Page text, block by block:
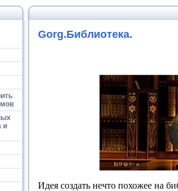
и
Gorg.Библиотека.
Идея создать нечто похожее на